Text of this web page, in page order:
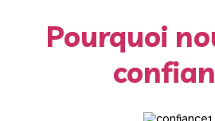
Pourquoi